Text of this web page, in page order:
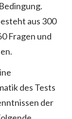
aus 300
Fragen und
des Tests
der